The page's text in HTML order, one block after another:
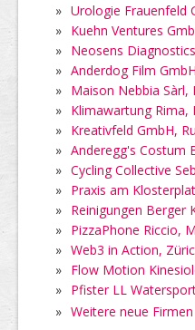
» Urologie Frauenfeld
» Kuehn Ventures
» Neosens
» Anderdog Film
» Maison Nebbia Sàrl,
» Klimawartung Rima,
» Kreativfeld GmbH,
» Anderegg's Costum
» Cycling Collective
» Praxis am
» Reinigungen Berger
» PizzaPhone Riccio,
» Web3 in Action,
» Flow Motion
» Pfister LL
» Weitere neue